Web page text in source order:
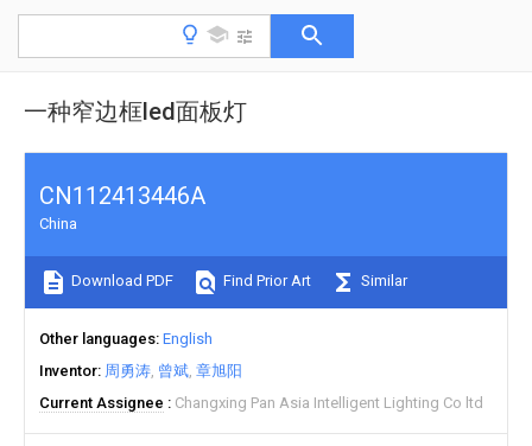
一种窄边框led面板灯
CN112413446A
China
Download PDF Find Prior Art Similar
Other languages English
Inventor 周勇涛 曾斌 章旭阳
Current Assignee
Changxing Pan Asia Intelligent Lighting Co ltd